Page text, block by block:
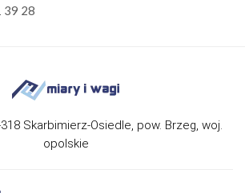
39 28
Skarbimierz-Osiedle, pow. Brzeg, woj.
opolskie